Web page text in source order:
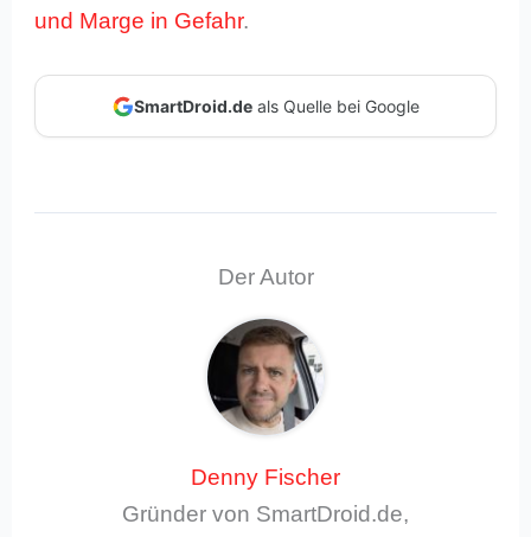
und Marge in Gefahr.
SmartDroid.deals Quelle bei Google
Der Autor
Denny Fischer
Gründer von SmartDroid.de,